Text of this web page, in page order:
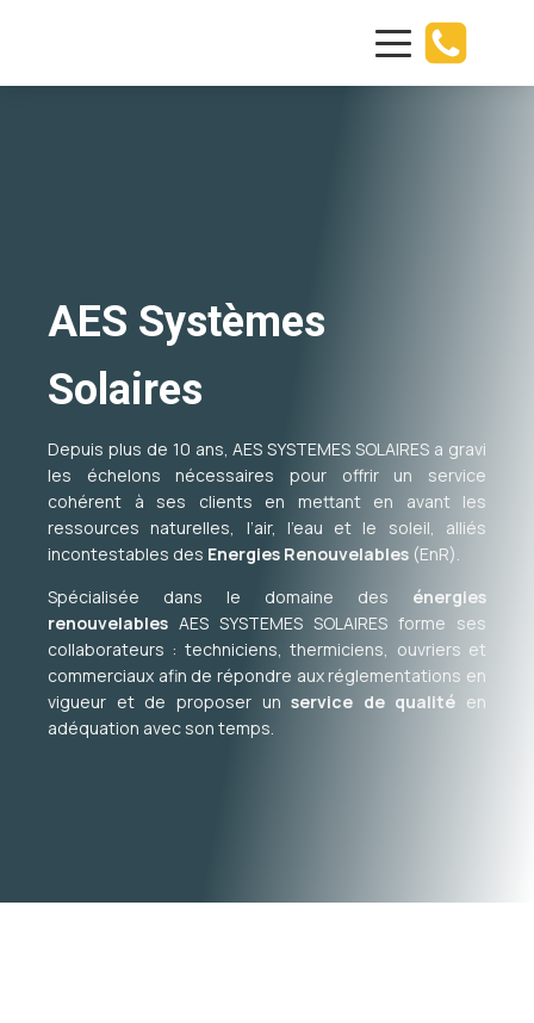
AES Systèmes
Solaires
Depuis plus de 10 ans, AES SYSTEMES SOLAIRES a gravi
les échelons nécessaires pour offrir un service
cohérent à ses clients en mettant en avant les
ressources naturelles, l’air, l’eau et le soleil, alliés
incontestables des Energies Renouvelables (EnR).
Spécialisée dans le domaine des énergies
renouvelables AES SYSTEMES SOLAIRES forme ses
collaborateurs : techniciens, thermiciens, ouvriers et
commerciaux afin de répondre aux réglementations en
vigueur et de proposer unservice de qualité en
adéquation avec son temps.